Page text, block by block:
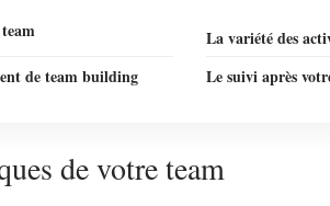
La variété des
de team building
Le suivi après
de votre team